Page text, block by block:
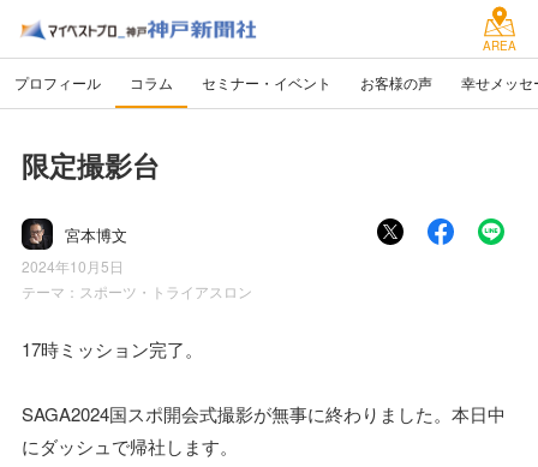
AREA
プロフィール コラム セミナー・イベント お客様の声 幸せメッセ
限定撮影台
宮本博文
2024年10月5日
テーマ： スポーツ・トライアスロン
17時ミッション完了。
SAGA2024国スポ開会式撮影が無事に終わりました。本日中
にダッシュで帰社します。